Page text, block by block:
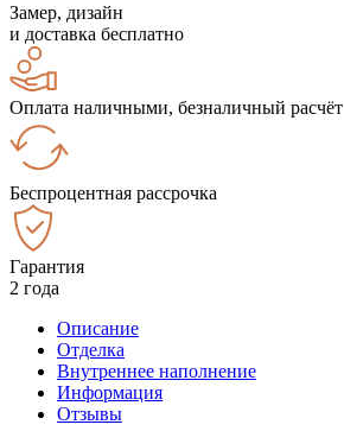
Замер, дизайн
и доставка бесплатно
Оплата наличными, безналичный расчёт
Беспроцентная рассрочка
Гарантия
2 года
Описание
Отделка
Внутреннее наполнение
Информация
Отзывы